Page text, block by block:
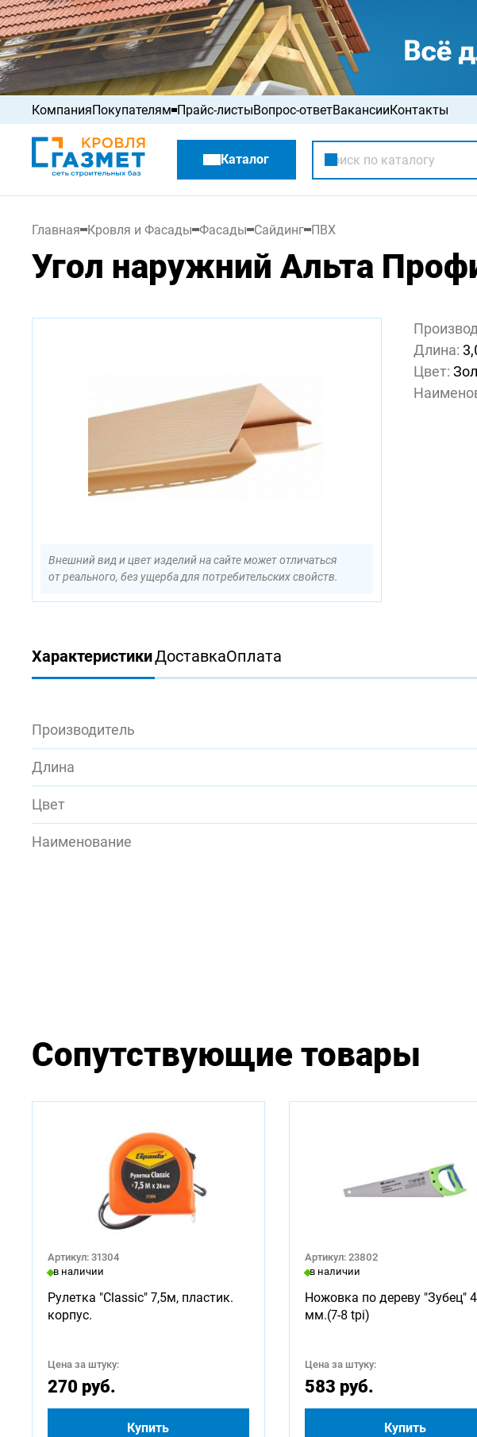
КомпанияПокупателям
Акции
Распродажа
Прайс-листыВопрос-ответВакансииКонтакты
Каталог
Главная Кровля и Фасады Фасады Сайдинг ПВХ
Угол наружний Альта
Внешний вид и цвет изделий на сайте может отличаться
от реального, без ущерба для потребительских свойств.
Длина:
Цвет:
ХарактеристикиДоставкаОплата
Производитель
Длина
Цвет
Наименование
Сопутствующие товары
Артикул: 31304
в наличии
Рулетка "Classic" 7,5м, пластик.
корпус.
Цена за штуку:
270 руб.
Купить
Артикул: 23802
в наличии
Ножовка по дереву "Зубец"
мм.(7-8 tpi)
Цена за штуку:
583 руб.
Купить